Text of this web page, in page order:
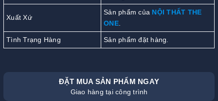
Xuất Xứ
Sản phẩm của NỘI THẤT THE
ONE.
Tình Trạng Hàng Sản phẩm đặt hàng.
ĐẶT MUA SẢN PHẨM NGAY
Giao hàng tại công trình